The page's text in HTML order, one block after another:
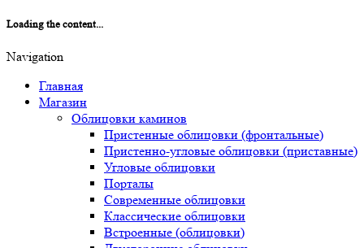
Loading the content...
Navigation
Главная
Магазин
Облицовки каминов
Пристенные облицовки (фронтальные)
Пристенно-угловые облицовки (приставные)
Угловые облицовки
Порталы
Современные облицовки
Классические облицовки
Встроенные (облицовки)